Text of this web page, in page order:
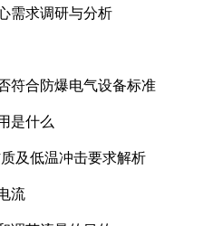
需求调研与分析
符合防爆电气设备标准
是什么
及低温冲击要求解析
流